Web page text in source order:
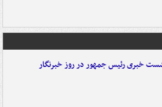
خبری رئیس جمهور در روز خبرنگار